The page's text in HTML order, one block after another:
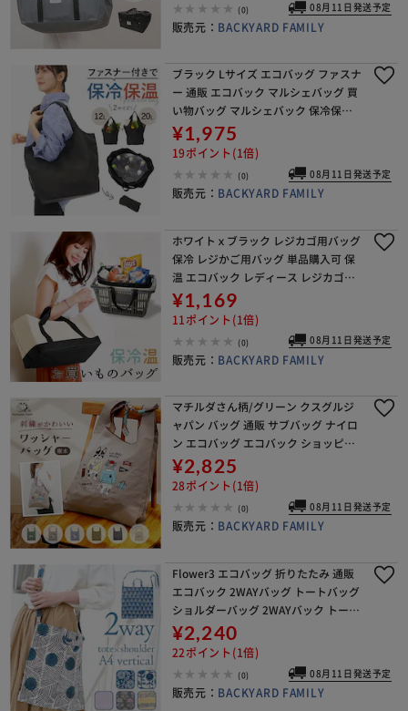
(0) 08月11日発送予定
販売元： BACKYARD FAMILY
ブラック Lサイズ エコバッグ ファスナ
ー 通販 エコバック マルシェバッグ 買
い物バッグ マルシェバック 保冷保温
洗える 手洗い 折りたたみ 折り畳み 軽
量 軽い コンパクト マチ広 アルミコー
¥1,975
19ポイント(1倍)
(0) 08月11日発送予定
販売元： BACKYARD FAMILY
ホワイトｘブラック レジカゴ用バッグ
保冷 レジかご用バッグ 単品購入可 保
温 エコバック レディース レジカゴ対
応 お買いものバッグ 軽め 軽い 軽量 お
しゃれ お洒落 買物 レジャー ショッピ
¥1,169
11ポイント(1倍)
(0) 08月11日発送予定
販売元： BACKYARD FAMILY
マチルダさん柄/グリーン クスグルジ
ャパン バッグ 通販 サブバッグ ナイロ
ン エコバッグ エコバック ショッピン
グバッグ レジ袋 ハンドルロープ付き
コンパクト 軽量 丈夫 マチ広 レディー
¥2,825
28ポイント(1倍)
(0) 08月11日発送予定
販売元： BACKYARD FAMILY
Flower3 エコバッグ 折りたたみ 通販
エコバック 2WAYバッグ トートバッグ
ショルダーバッグ 2WAYバック トート
バック ショルダーバック 折りたたみ
エコバッグ 折りたたみバッグ コンパ
¥2,240
22ポイント(1倍)
(0) 08月11日発送予定
販売元： BACKYARD FAMILY